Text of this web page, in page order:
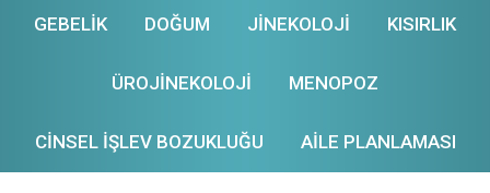
GEBELIK DOĞUM JINEKOLOJI KISIRLIK
ÜROJINEKOLOJI MENOPOZ
CINSEL İŞLEV BOZUKLUĞU AILE PLANLAMASI